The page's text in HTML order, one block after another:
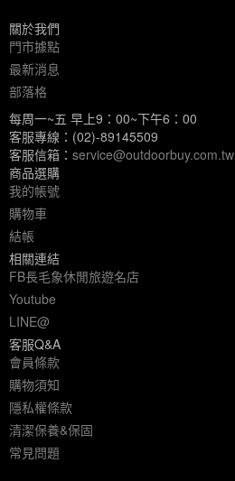
關於我們
門市據點
最新消息
部落格
每周一~五 早上9：00~下午6：00
客服專線：(02)-89145509
客服信箱： service@outdoorbuy.com.tw
商品選購
我的帳號
購物車
結帳
相關連結
FB長毛象休閒旅遊名店
Youtube
LINE@
客服Q&A
會員條款
購物須知
隱私權條款
清潔保養&保固
常見問題